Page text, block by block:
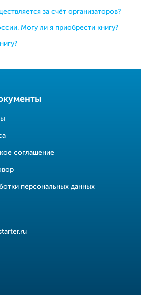
за счёт организаторов?
Могу ли я приобрести книгу?
соглашение
персональных данных